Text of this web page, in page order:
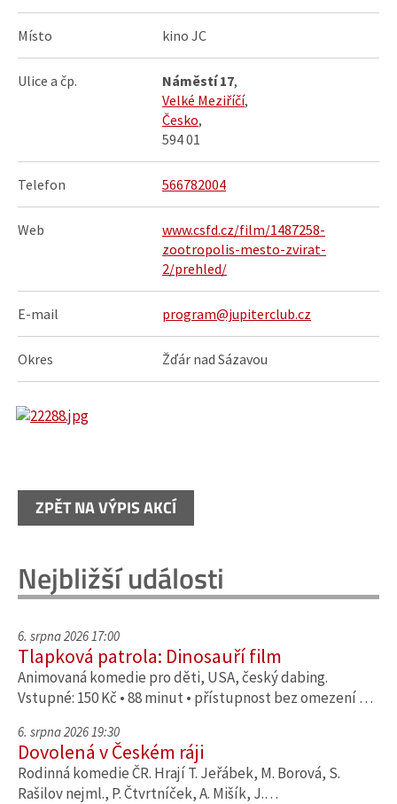
Místo kino JC
Ulice a čp. Náměstí 17,
Velké Meziříčí,
Česko,
594 01
Telefon 566782004
Web
www.csfd.cz/film/1487258-
zootropolis-mesto-zvirat-
2/prehled/
E-mail program@jupiterclub.cz
Okres Žďár nad Sázavou
ZPĚT NA VÝPIS AKCÍ
Nejbližší události
6. srpna 2026 17:00
Tlapková patrola: Dinosauří film
Animovaná komedie pro děti, USA, český dabing.
Vstupné: 150 Kč • 88 minut • přístupnost bez omezení …
6. srpna 2026 19:30
Dovolená v Českém ráji
Rodinná komedie ČR. Hrají T. Jeřábek, M. Borová, S.
Rašilov nejml., P. Čtvrtníček, A. Mišík, J.…